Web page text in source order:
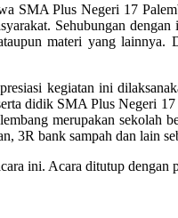
SMA Plus Negeri 17
Sehubungan
materi yang lainnya.
kegiatan ini
didik SMA Plus Negeri 17
merupakan sekolah
3R bank sampah dan lain
ini. Acara ditutup dengan